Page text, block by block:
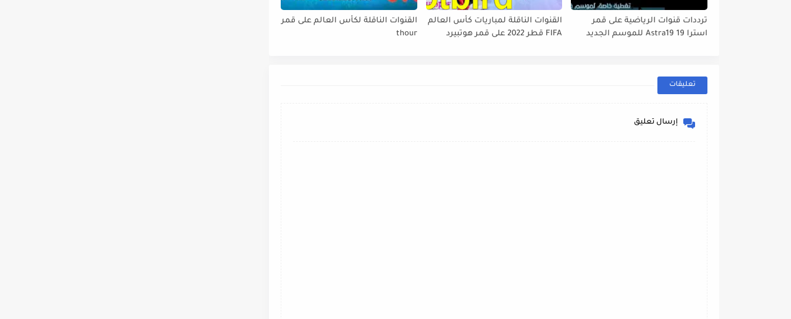
ترددات قنوات الرياضية على قمر
استرا 19 Astra19 للموسم الجديد
القنوات الناقلة لمباريات كأس العالم
FIFA قطر 2022 على قمر هوتبيرد
القنوات الناقلة لكأس العالم على قمر
thour
تعليقات
إرسال تعليق